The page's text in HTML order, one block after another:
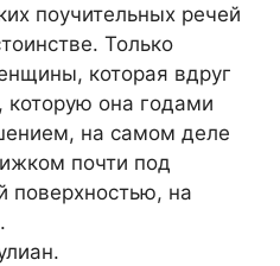
поучительных речей
Только
которая вдруг
которую она годами
на самом деле
почти под
поверхностью, на